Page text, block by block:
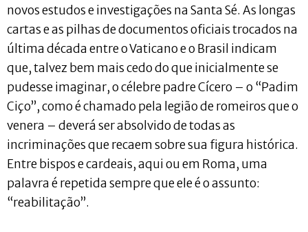
novos estudos e investigações na Santa Sé. As longas
cartas e as pilhas de documentos oficiais trocados na
última década entre o Vaticano e o Brasil indicam
que, talvez bem mais cedo do que inicialmente se
pudesse imaginar, o célebre padre Cícero – o “Padim
Ciço”, como é chamado pela legião de romeiros que o
venera – deverá ser absolvido de todas as
incriminações que recaem sobre sua figura histórica.
Entre bispos e cardeais, aqui ou em Roma, uma
palavra é repetida sempre que ele é o assunto:
“reabilitação”.